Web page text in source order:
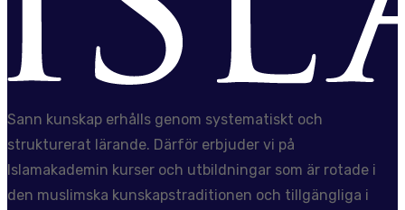
Sann kunskap erhålls genom systematiskt och
strukturerat lärande. Därför erbjuder vi på
Islamakademin kurser och utbildningar som är rotade i
den muslimska kunskapstraditionen och tillgängliga i